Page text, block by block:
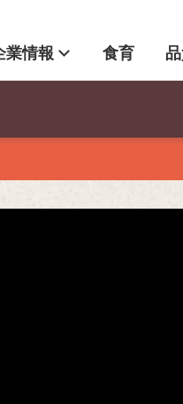
業情報 食育